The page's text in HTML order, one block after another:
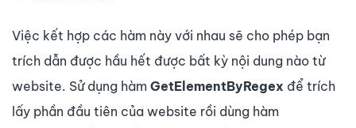
Việc kết hợp các hàm này với nhau sẽ cho phép bạn
trích dẫn được hầu hết được bất kỳ nội dung nào từ
website. Sử dụng hàm GetElementByRegex để trích
lấy phần đầu tiên của website rồi dùng hàm